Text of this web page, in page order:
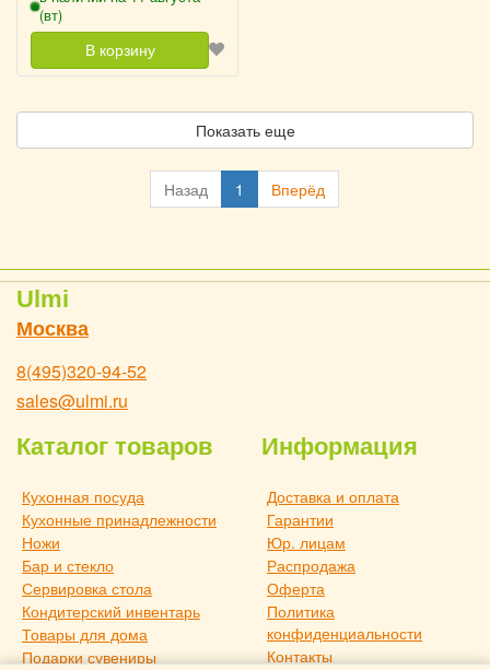
(вт)
В корзину
Показать еще
Назад 1 Вперёд
Ulmi
Москва
8(495)320-94-52
sales@ulmi.ru
Каталог товаров
Кухонная посуда
Кухонные принадлежности
Ножи
Бар и стекло
Сервировка стола
Кондитерский инвентарь
Товары для дома
Подарки сувениры
Информация
Доставка и оплата
Гарантии
Юр. лицам
Распродажа
Оферта
Политика
конфиденциальности
Контакты